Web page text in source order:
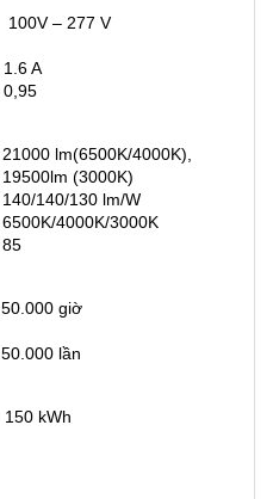
100V – 277 V
1.6 A
0,95
21000 lm(6500K/4000K),
19500lm (3000K)
140/140/130 lm/W
6500K/4000K/3000K
85
50.000 giờ
50.000 lần
150 kWh